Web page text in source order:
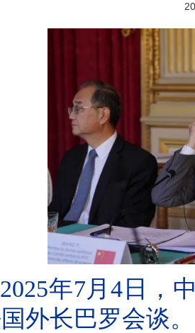
年7月4日，
外长巴罗会谈。